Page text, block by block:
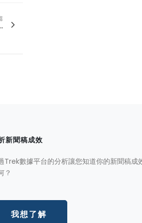
新聞稿成效
Trek數據平台的分析讓您知道你的新聞稿成
？
我想了解